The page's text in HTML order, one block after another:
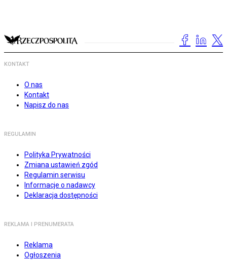
KONTAKT
O nas
Kontakt
Napisz do nas
REGULAMIN
Polityka Prywatności
Zmiana ustawień zgód
Regulamin serwisu
Informacje o nadawcy
Deklaracja dostępności
REKLAMA I PRENUMERATA
Reklama
Ogłoszenia